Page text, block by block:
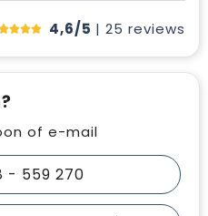
4,6/5 | 25 reviews
of e-mail
- 559 270